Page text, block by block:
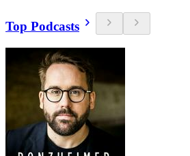
Top Podcasts